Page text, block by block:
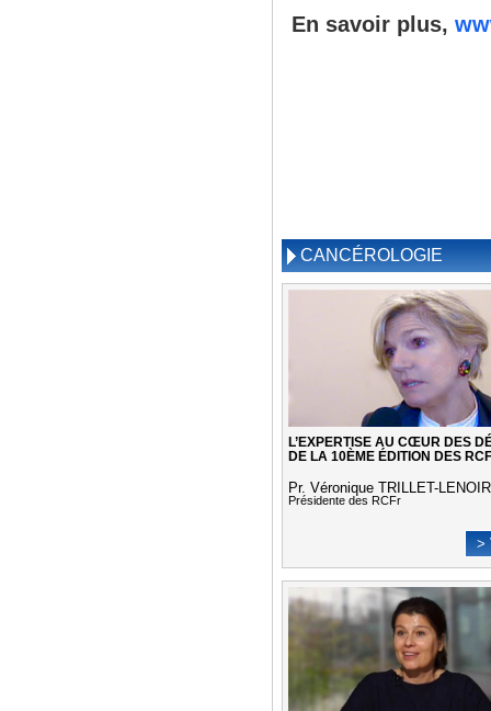
En savoir plus,
CANCÉROLOGIE
L’EXPERTISE AU CŒUR DES
DE LA 10ÈME ÉDITION DES
Pr. Véronique TRILLET-LENOIR
Présidente des RCFr
>